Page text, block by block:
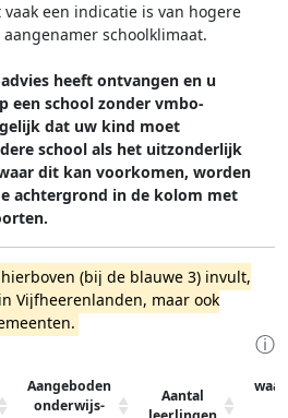
een indicatie is van hogere
schoolklimaat.
heeft ontvangen en u
een school zonder vmbo-
dat uw kind moet
school als het uitzonderlijk
dit kan voorkomen, worden
achtergrond in de kolom met
(bij de blauwe 3) invult,
Vijfheerenlanden, maar ook
ⓘ
Aangeboden
onderwijs-
Aantal